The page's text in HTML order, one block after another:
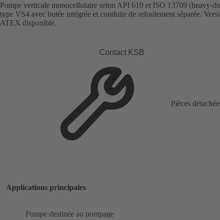
Pompe verticale monocellulaire selon API 610 et ISO 13709 (heavy-
type VS4 avec butée intégrée et conduite de refoulement séparée.
ATEX disponible.
Contact KSB
Pièces
Applications principales
Pompe destinée au pompage